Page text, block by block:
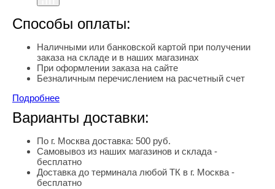
Способы оплаты:
Наличными или банковской картой при получении
заказа на складе и в наших магазинах
При оформлении заказа на сайте
Безналичным перечислением на расчетный счет
Подробнее
Варианты доставки:
По г. Москва доставка: 500 руб.
Самовывоз из наших магазинов и склада -
бесплатно
Доставка до терминала любой ТК в г. Москва -
бесплатно